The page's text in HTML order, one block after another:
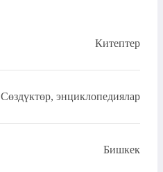
Китептер
Сөздүктөр, энциклопедиялар
Бишкек